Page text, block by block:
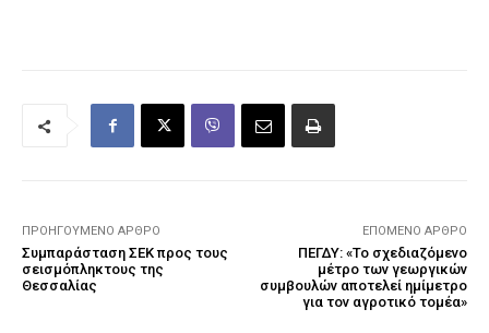
ΠΡΟΗΓΟΎΜΕΝΟ ΆΡΘΡΟ
Συμπαράσταση ΣΕΚ προς τους
σεισμόπληκτους της
Θεσσαλίας
ΕΠΌΜΕΝΟ ΆΡΘΡΟ
ΠΕΓΔΥ: «Το σχεδιαζόµενο
µέτρο των γεωργικών
συµβουλών αποτελεί ηµίµετρο
για τον αγροτικό τοµέα»